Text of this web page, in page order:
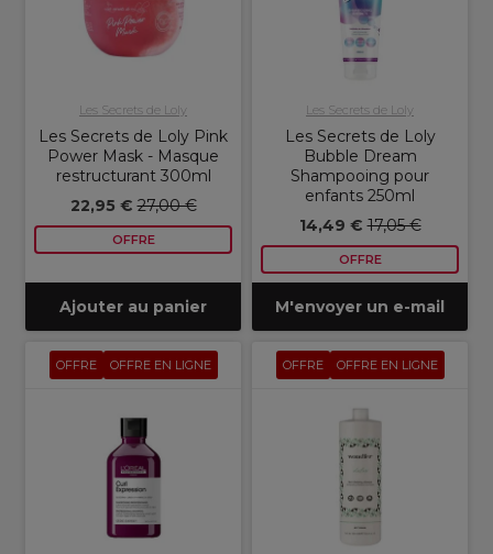
Les Secrets de Loly
Les Secrets de Loly Pink
Power Mask - Masque
restructurant 300ml
22,95 €27,00 €
OFFRE
Ajouter au panier
Les Secrets de Loly
Les Secrets de Loly
Bubble Dream
Shampooing pour
enfants 250ml
14,49 €17,05 €
OFFRE
M'envoyer un e-mail
OFFRE OFFRE EN LIGNE OFFRE OFFRE EN LIGNE